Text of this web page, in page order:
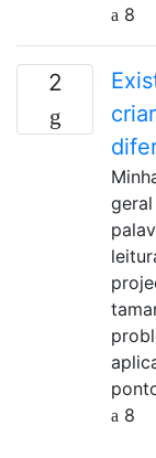
8
2
8